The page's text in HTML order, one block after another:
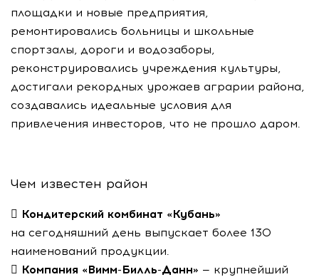
площадки и новые предприятия,
ремонтировались больницы и школьные
спортзалы, дороги и водозаборы,
реконструировались учреждения культуры,
достигали рекордных урожаев аграрии района,
создавались идеальные условия для
привлечения инвесторов, что не прошло даром.
Чем известен район
 Кондитерский комбинат «Кубань»
на сегодняшний день выпускает более 130
наименований продукции.
 Компания «Вимм-Билль-Данн» — крупнейший